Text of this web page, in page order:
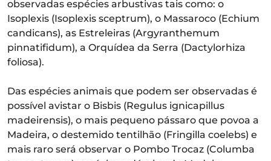
observadas espécies arbustivas tais como: o
Isoplexis (Isoplexis sceptrum), o Massaroco (Echium
candicans), as Estreleiras (Argyranthemum
pinnatifidum), a Orquídea da Serra (Dactylorhiza
foliosa).
Das espécies animais que podem ser observadas é
possível avistar o Bisbis (Regulus ignicapillus
madeirensis), o mais pequeno pássaro que povoa a
Madeira, o destemido tentilhão (Fringilla coelebs) e
mais raro será observar o Pombo Trocaz (Columba